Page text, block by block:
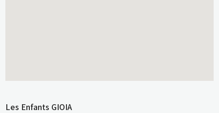
Les Enfants GIOIA